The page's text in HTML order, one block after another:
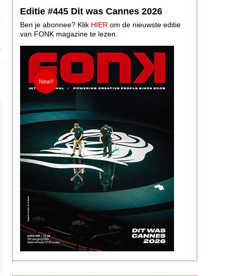
Editie #445 Dit was Cannes 2026
Ben je abonnee? Klik HIER om de nieuwste editie
van FONK magazine te lezen.